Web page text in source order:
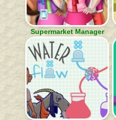
Supermarket Manager